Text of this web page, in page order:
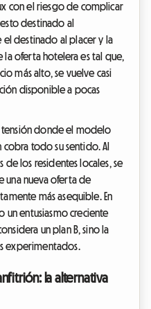
con el riesgo de complicar
destinado al
destinado al placer y la
la oferta hotelera es tal que,
más alto, se vuelve casi
disponible a pocas
tensión donde el modelo
todo su sentido. Al
de los residentes locales, se
una nueva oferta de
más asequible. En
un entusiasmo creciente
un plan B, sino la
experimentados.
la alternativa